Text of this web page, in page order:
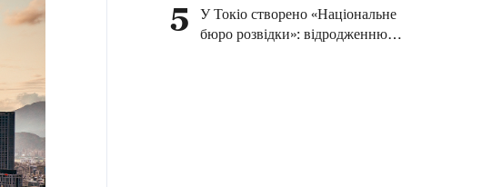
5
У Токіо створено «Національне
бюро розвідки»: відродженню